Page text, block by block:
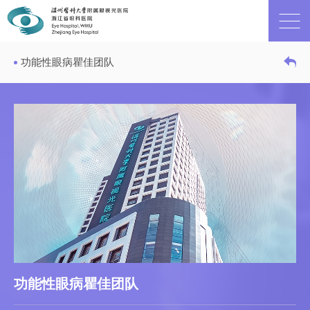
功能性眼病瞿佳团队
功能性眼病瞿佳团队